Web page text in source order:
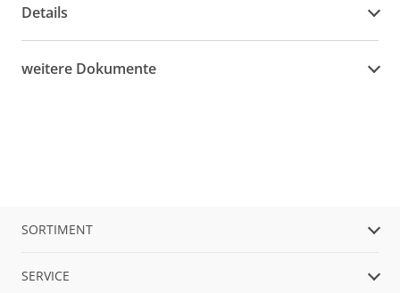
Details
weitere Dokumente
SORTIMENT
SERVICE